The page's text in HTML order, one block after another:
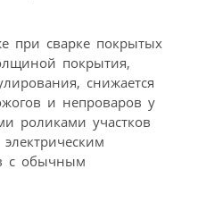
при сварке покрытых
покрытия,
снижается
и непроваров у
роликами участков
с обычным